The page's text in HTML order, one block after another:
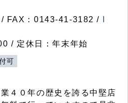
FAX：0143-41-3182 /
/ 定休日：年末年始
可
４０年の歴史を誇る中堅店